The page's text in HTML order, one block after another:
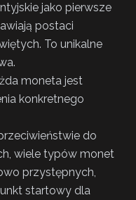
jako pierwsze
postaci
To unikalne
moneta jest
konkretnego
do
wiele typów monet
przystępnych,
startowy dla